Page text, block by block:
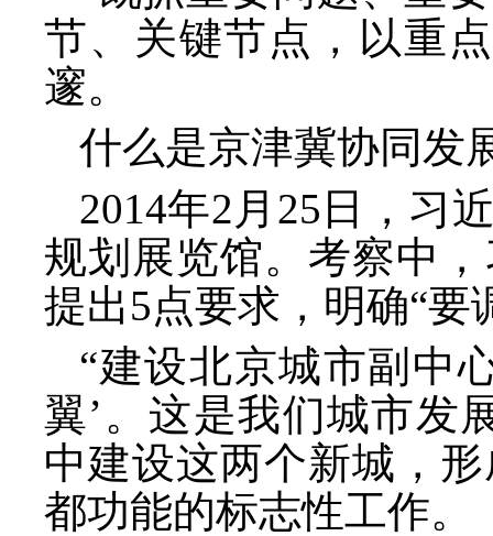
节、关键节点，以重
邃。
什么是京津冀协同发
2014年2月25日，习
规划展览馆。考察中
提出5点要求，明确“要
“建设北京城市副中
翼’。这是我们城市
中建设这两个新城，
都功能的标志性工作。